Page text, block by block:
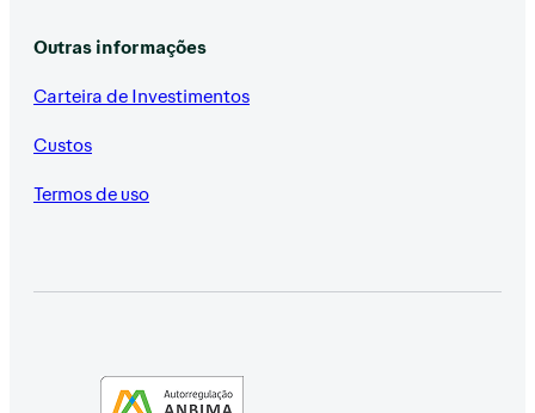
Outras informações
Carteira de Investimentos
Custos
Termos de uso